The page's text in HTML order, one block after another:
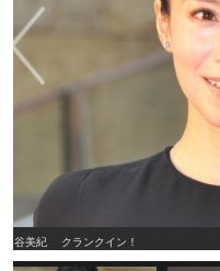
中谷美紀 クランクイン！